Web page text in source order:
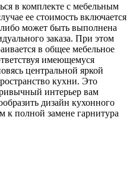
в комплекте с мебельным
ее стоимость включается
может быть выполнена
заказа. При этом
в общее мебельное
имеющемуся
центральной яркой
кухни. Это
интерьер вам
дизайн кухонного
к полной замене гарнитура